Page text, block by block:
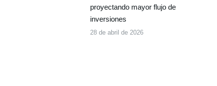
proyectando mayor flujo de
inversiones
28 de abril de 2026